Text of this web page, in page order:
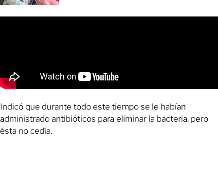
Indicó que durante todo este tiempo se le habían
administrado antibióticos para eliminar la bacteria, pero
ésta no cedía.